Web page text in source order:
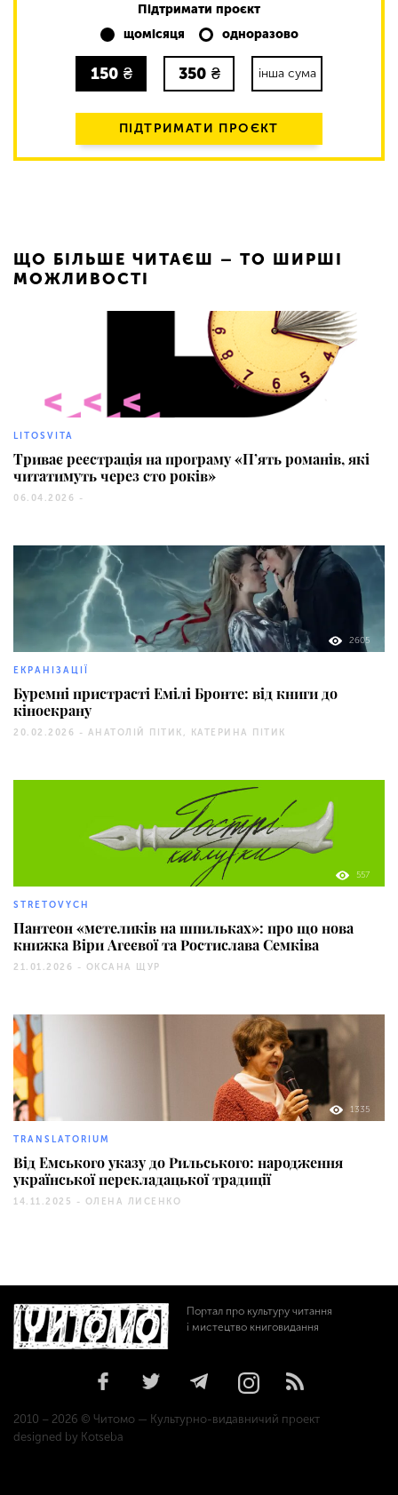
Підтримати проєкт
щомісяця
одноразово
150 ₴ 350 ₴ інша сума
ПІДТРИМАТИ ПРОЄКТ
ЩО БІЛЬШЕ ЧИТАЄШ – ТО ШИРШІ
МОЖЛИВОСТІ
LITOSVITA
Триває реєстрація на програму «П’ять романів, які
читатимуть через сто років»
06.04.2026 -
2605
ЕКРАНІЗАЦІЇ
Буремні пристрасті Емілі Бронте: від книги до
кіноекрану
20.02.2026 - АНАТОЛІЙ ПІТИК, КАТЕРИНА ПІТИК
557
STRETOVYCH
Пантеон «метеликів на шпильках»: про що нова
книжка Віри Агеєвої та Ростислава Семківа
21.01.2026 - ОКСАНА ЩУР
1335
TRANSLATORIUM
Від Емського указу до Рильського: народження
української перекладацької традиції
14.11.2025 - ОЛЕНА ЛИСЕНКО
Портал про культуру читання
і мистецтво книговидання
2010 – 2026 © Читомо — Культурно-видавничий проект
designed by Kotseba